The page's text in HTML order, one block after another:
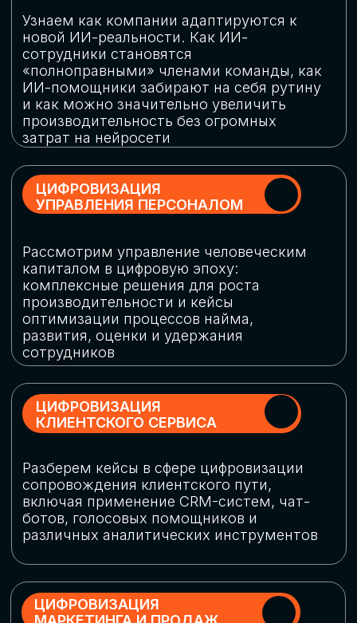
огромную статью затрат
ОБЛАЧНЫЕ ТЕХНОЛОГИИ
Подискутируем, какие облачные решения
существуют на рынке и почему
использование мультиоблачных моделей
не только снижает затраты, но и
«пересборки» бизнес-моделей
СКАЧАТЬ
ПРОГРАММУ
КОНФЕРЕНЦИИ
Оставьте заявку, мы направим вам
программу конференции
СКАЧАТЬ ПРОГРАММУ
СПИКЕРЫ
СТАТЬ СПИКЕРОМ
В конференции участвовали более 120 спикеров